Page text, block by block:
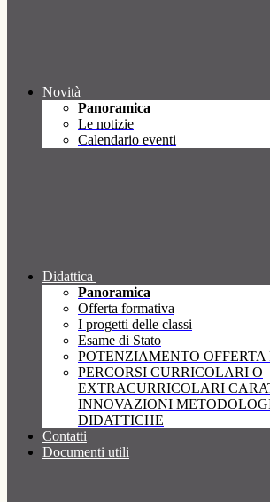
Novità
Panoramica
Le notizie
Calendario eventi
Didattica
Panoramica
Offerta formativa
I progetti delle classi
Esame di Stato
POTENZIAMENTO OFFERTA
PERCORSI CURRICOLARI O
EXTRACURRICOLARI
INNOVAZIONI
DIDATTICHE
Contatti
Documenti utili